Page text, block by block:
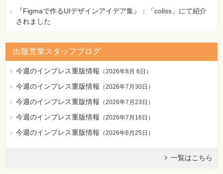
『Figmaで作るUIデザインアイデア集』：「coliss」にて紹介
されました
出版営業スタッフブログ
今週のインプレス重版情報 （2026年8月 6日 ）
今週のインプレス重版情報 （2026年7月30日 ）
今週のインプレス重版情報 （2026年7月23日 ）
今週のインプレス重版情報 （2026年7月16日 ）
今週のインプレス重版情報 （2026年6月25日 ）
一覧はこちら